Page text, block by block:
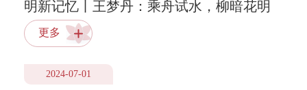
明新记忆丨王梦丹：乘舟试水，柳暗花明
更多
2024-07-01